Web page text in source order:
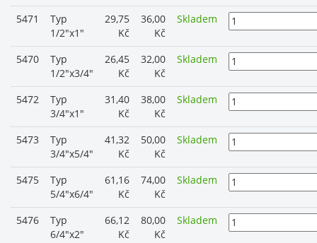
5471
Typ
1/2"x1"
29,75
Kč
36,00
Kč
Skladem
5470
Typ
1/2"x3/4"
26,45
Kč
32,00
Kč
Skladem
5472
Typ
3/4"x1"
31,40
Kč
38,00
Kč
Skladem
5473
Typ
3/4"x5/4"
41,32
Kč
50,00
Kč
Skladem
5475
Typ
5/4"x6/4"
61,16
Kč
74,00
Kč
Skladem
5476
Typ
6/4"x2"
66,12
Kč
80,00
Kč
Skladem